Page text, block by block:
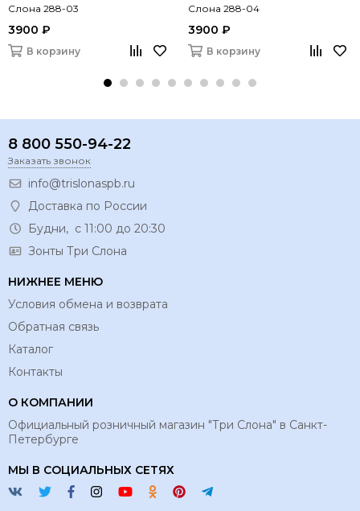
Слона 288-03
3900 ₽
В корзину
Слона 288-04
3900 ₽
В корзину
8 800 550-94-22
Заказать звонок
info@trislonaspb.ru
Доставка по России
Будни, с 11:00 до 20:30
Зонты Три Слона
НИЖНЕЕ МЕНЮ
Условия обмена и возврата
Обратная связь
Каталог
Контакты
О КОМПАНИИ
Официальный розничный магазин "Три Слона" в Санкт-
Петербурге
МЫ В СОЦИАЛЬНЫХ СЕТЯХ